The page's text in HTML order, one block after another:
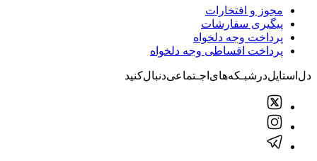
مجوز و افتخارات
پیگیری سفارشات
پرداخت وجه دلخواه
پرداخت اقساطی وجه دلخواه
دل‌استایل‌در‌‌شبـکه‌های‌اجـتماعی‌دنبال‌کنید